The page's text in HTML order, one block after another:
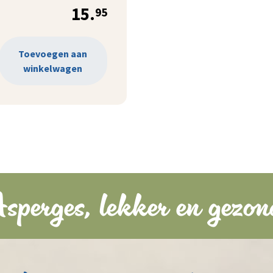
15.95
Toevoegen aan
winkelwagen
lekker en